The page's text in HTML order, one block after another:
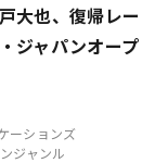
大也、復帰レー
ジャパンオープ
ーションズ
ジャンル